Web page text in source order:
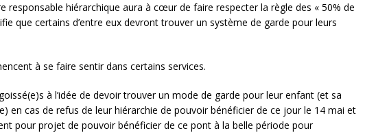
responsable hiérarchique aura à cœur de faire respecter la règle des « 50% de
que certains d’entre eux devront trouver un système de garde pour leurs
à se faire sentir dans certains services.
à l’idée de devoir trouver un mode de garde pour leur enfant (et sa
en cas de refus de leur hiérarchie de pouvoir bénéficier de ce jour le 14 mai et
pour projet de pouvoir bénéficier de ce pont à la belle période pour